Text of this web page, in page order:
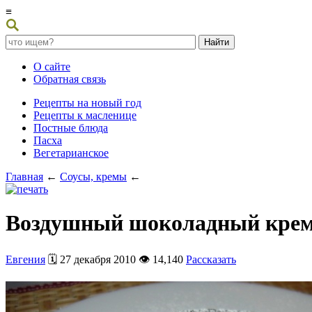
≡
О сайте
Обратная связь
Рецепты на новый год
Рецепты к масленице
Постные блюда
Пасха
Вегетарианское
Главная ← Соусы, кремы ←
Воздушный шоколадный
Евгения 🗓️ 27 декабря 2010 👁️ 14,140 Рассказать